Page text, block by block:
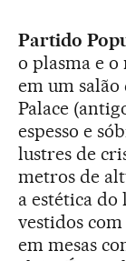
Partido
o plasma e o
em um salão
Palace
espesso e
lustres de
metros de
a estética
vestidos
em mesas